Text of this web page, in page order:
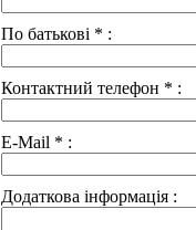
По батькові * :
Контактний телефон * :
E-Mail * :
Додаткова інформація :